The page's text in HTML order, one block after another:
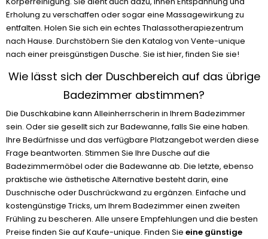
Erholung zu verschaffen oder sogar eine Massagewirkung zu
entfalten. Holen Sie sich ein echtes Thalassotherapiezentrum
nach Hause. Durchstöbern Sie den Katalog von Vente-unique
nach einer preisgünstigen Dusche. Sie ist hier, finden Sie sie!
Wie lässt sich der Duschbereich auf das übrige
Badezimmer abstimmen?
Die Duschkabine kann Alleinherrscherin in Ihrem Badezimmer
sein. Oder sie gesellt sich zur Badewanne, falls Sie eine haben.
Ihre Bedürfnisse und das verfügbare Platzangebot werden diese
Frage beantworten. Stimmen Sie Ihre Dusche auf die
Badezimmermöbel oder die Badewanne ab. Die letzte, ebenso
praktische wie ästhetische Alternative besteht darin, eine
Duschnische oder Duschrückwand zu ergänzen. Einfache und
kostengünstige Tricks, um Ihrem Badezimmer einen zweiten
Frühling zu bescheren. Alle unsere Empfehlungen und die besten
Preise finden Sie auf Kaufe-unique. Finden Sie eine günstige